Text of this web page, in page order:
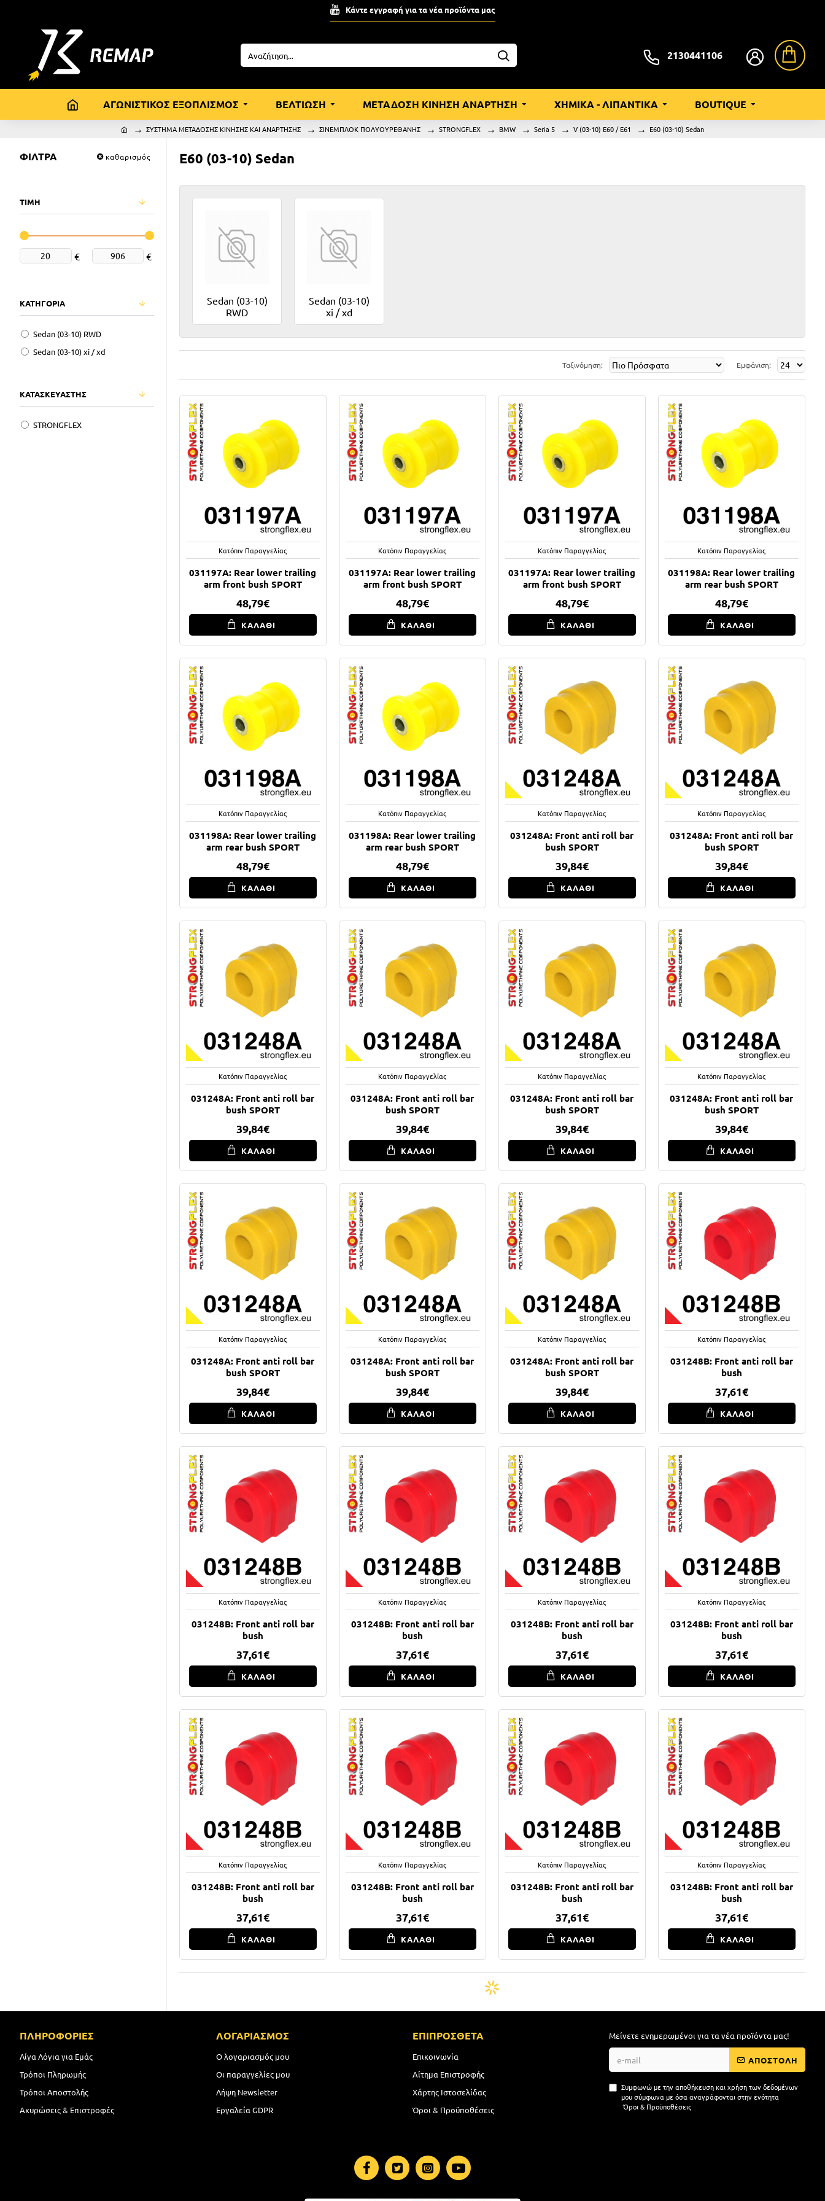
Κάντε εγγραφή για τα νέα προϊόντα μας
2130441106
ΑΓΩΝΙΣΤΙΚΟΣ ΕΞΟΠΛΙΣΜΟΣ ΒΕΛΤΙΩΣΗ ΜΕΤΑΔΟΣΗ ΚΙΝΗΣΗ ΑΝΑΡΤΗΣΗ ΧΗΜΙΚΑ - ΛΙΠΑΝΤΙΚΑ BOUTIQUE
ΣΥΣΤΗΜΑ ΜΕΤΑΔΟΣΗΣ ΚΙΝΗΣΗΣ ΚΑΙ ΑΝΑΡΤΗΣΗΣ ΣΙΝΕΜΠΛΟΚ ΠΟΛΥΟΥΡΕΘΑΝΗΣ STRONGFLEX BMW Seria 5 V (03-10) E60 / E61 E60 (03-10) Sedan
ΦΙΛΤΡΑ καθαρισμός
ΤΙΜΗ
€ €
ΚΑΤΗΓΟΡΙΑ
Sedan (03-10) RWD
Sedan (03-10) xi / xd
ΚΑΤΑΣΚΕΥΑΣΤΗΣ
STRONGFLEX
E60 (03-10) Sedan
Sedan (03-10)
RWD
Sedan (03-10)
xi / xd
Ταξινόμηση: Εμφάνιση:
Κατόπιν Παραγγελίας
031197A: Rear lower trailing
arm front bush SPORT
48,79€
ΚΑΛΑΘΙ
Κατόπιν Παραγγελίας
031197A: Rear lower trailing
arm front bush SPORT
48,79€
ΚΑΛΑΘΙ
Κατόπιν Παραγγελίας
031197A: Rear lower trailing
arm front bush SPORT
48,79€
ΚΑΛΑΘΙ
Κατόπιν Παραγγελίας
031198A: Rear lower trailing
arm rear bush SPORT
48,79€
ΚΑΛΑΘΙ
Κατόπιν Παραγγελίας
031198A: Rear lower trailing
arm rear bush SPORT
48,79€
ΚΑΛΑΘΙ
Κατόπιν Παραγγελίας
031198A: Rear lower trailing
arm rear bush SPORT
48,79€
ΚΑΛΑΘΙ
Κατόπιν Παραγγελίας
031248A: Front anti roll bar
bush SPORT
39,84€
ΚΑΛΑΘΙ
Κατόπιν Παραγγελίας
031248A: Front anti roll bar
bush SPORT
39,84€
ΚΑΛΑΘΙ
Κατόπιν Παραγγελίας
031248A: Front anti roll bar
bush SPORT
39,84€
ΚΑΛΑΘΙ
Κατόπιν Παραγγελίας
031248A: Front anti roll bar
bush SPORT
39,84€
ΚΑΛΑΘΙ
Κατόπιν Παραγγελίας
031248A: Front anti roll bar
bush SPORT
39,84€
ΚΑΛΑΘΙ
Κατόπιν Παραγγελίας
031248A: Front anti roll bar
bush SPORT
39,84€
ΚΑΛΑΘΙ
Κατόπιν Παραγγελίας
031248A: Front anti roll bar
bush SPORT
39,84€
ΚΑΛΑΘΙ
Κατόπιν Παραγγελίας
031248A: Front anti roll bar
bush SPORT
39,84€
ΚΑΛΑΘΙ
Κατόπιν Παραγγελίας
031248A: Front anti roll bar
bush SPORT
39,84€
ΚΑΛΑΘΙ
Κατόπιν Παραγγελίας
031248B: Front anti roll bar
bush
37,61€
ΚΑΛΑΘΙ
Κατόπιν Παραγγελίας
031248B: Front anti roll bar
bush
37,61€
ΚΑΛΑΘΙ
Κατόπιν Παραγγελίας
031248B: Front anti roll bar
bush
37,61€
ΚΑΛΑΘΙ
Κατόπιν Παραγγελίας
031248B: Front anti roll bar
bush
37,61€
ΚΑΛΑΘΙ
Κατόπιν Παραγγελίας
031248B: Front anti roll bar
bush
37,61€
ΚΑΛΑΘΙ
Κατόπιν Παραγγελίας
031248B: Front anti roll bar
bush
37,61€
ΚΑΛΑΘΙ
Κατόπιν Παραγγελίας
031248B: Front anti roll bar
bush
37,61€
ΚΑΛΑΘΙ
Κατόπιν Παραγγελίας
031248B: Front anti roll bar
bush
37,61€
ΚΑΛΑΘΙ
Κατόπιν Παραγγελίας
031248B: Front anti roll bar
bush
37,61€
ΚΑΛΑΘΙ
ΠΛΗΡΟΦΟΡΙΕΣ
Λίγα Λόγια για Εμάς
Τρόποι Πληρωμής
Τρόποι Αποστολής
Ακυρώσεις & Επιστροφές
ΛΟΓΑΡΙΑΣΜΟΣ
Ο λογαριασμός μου
Οι παραγγελίες μου
Λήψη Newsletter
Εργαλεία GDPR
ΕΠΙΠΡΟΣΘΕΤΑ
Επικοινωνία
Αίτημα Επιστροφής
Χάρτης Ιστοσελίδας
Όροι & Προϋποθέσεις
Μείνετε ενημερωμένοι για τα νέα προϊόντα μας!
ΑΠΟΣΤΟΛΗ
Συμφωνώ με την αποθήκευση και χρήση των δεδομένων
μου σύμφωνα με όσα αναγράφονται στην ενότητα
Όροι & Προϋποθέσεις